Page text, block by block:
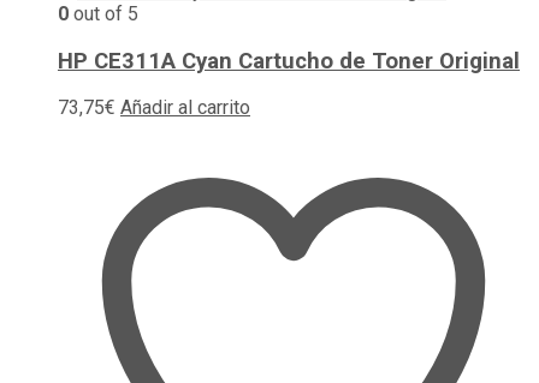
0 out of 5
HP CE311A Cyan Cartucho de Toner Original
73,75€ Añadir al carrito